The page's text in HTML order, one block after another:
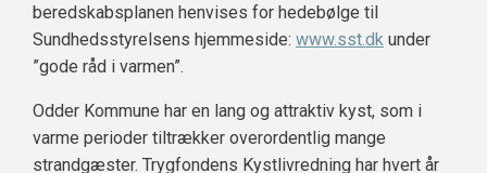
beredskabsplanen henvises for hedebølge til
Sundhedsstyrelsens hjemmeside: www.sst.dk under
”gode råd i varmen”.
Odder Kommune har en lang og attraktiv kyst, som i
varme perioder tiltrækker overordentlig mange
strandgæster. Trygfondens Kystlivredning har hvert år